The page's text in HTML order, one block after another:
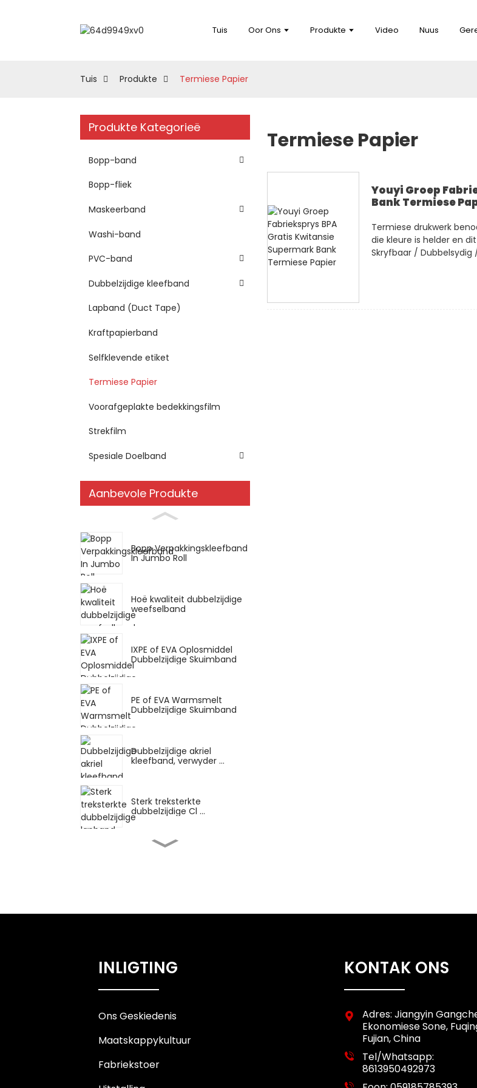
Tuis Oor Ons Produkte Video Nuus
Tuis Produkte Termiese Papier
Produkte Kategorieë
Bopp-band
Bopp-fliek
Maskeerband
Washi-band
PVC-band
Dubbelzijdige kleefband
Lapband (Duct Tape)
Kraftpapierband
Selfklevende etiket
Termiese Papier
Voorafgeplakte bedekkingsfilm
Strekfilm
Spesiale Doelband
Aanbevole Produkte
Bopp Verpakkingskleefband
In Jumbo Roll
Hoë kwaliteit dubbelzijdige
weefselband
IXPE of EVA Oplosmiddel
Dubbelzijdige Skuimband
PE of EVA Warmsmelt
Dubbelzijdige Skuimband
Dubbelzijdige akriel
kleefband, verwyder ...
Sterk treksterkte
dubbelzijdige Cl ...
Natuur Rubber A...
reënboog etikettering...
Veelkleurige Washi-band
Termiese Papier
Youyi Groep
Bank Termiese
Termiese drukwerk
die kleure is helder en
Skryfbaar / Dubbelsydig
INLIGTING
Ons Geskiedenis
Maatskappykultuur
Fabriekstoer
KONTAK ONS
Adres: Jiangyin
Ekonomiese Sone,
Fujian, China
Tel/Whatsapp:
8613950492973